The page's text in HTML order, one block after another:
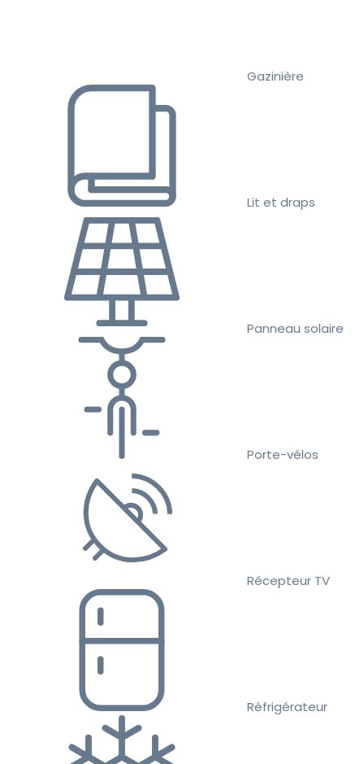
Gazinière
Lit et draps
Panneau solaire
Porte-vélos
Récepteur TV
Réfrigérateur